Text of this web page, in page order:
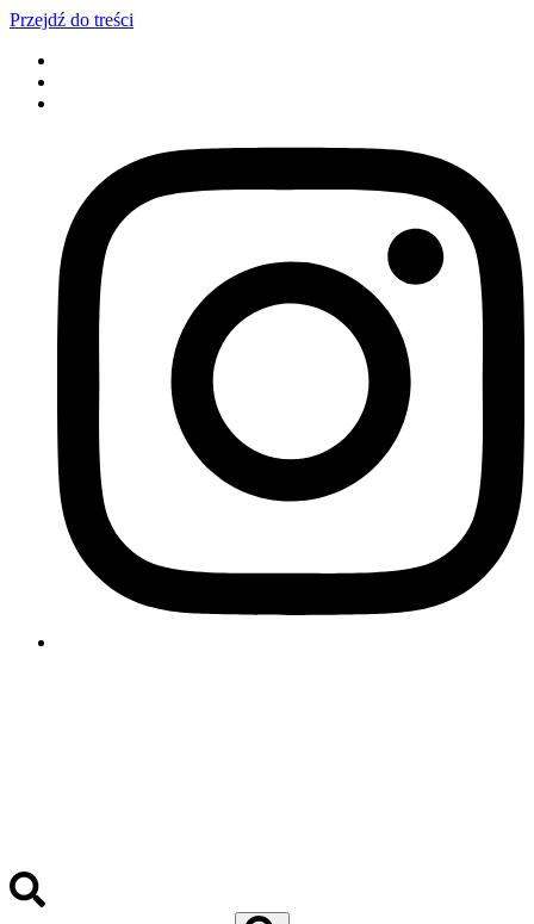
Przejdź do treści